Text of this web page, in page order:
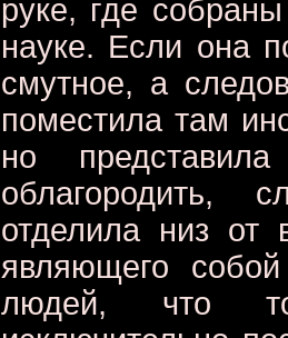
руке, где
науке. Если она
смутное, а
поместила там
но
облагородить,
отделила низ от
являющего
людей, что